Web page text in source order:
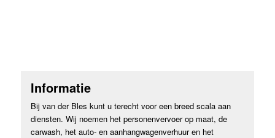
Informatie
Bij van der Bles kunt u terecht voor een breed scala aan
diensten. Wij noemen het personenvervoer op maat, de
carwash, het auto- en aanhangwagenverhuur en het